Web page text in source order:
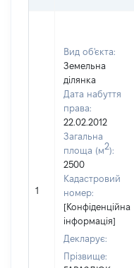
1
Вид об'єкта:
Земельна
ділянка
Дата набуття
права:
22.02.2012
Загальна
площа (м2):
2500
Кадастровий
номер:
[Конфіденційна
інформація]
Декларує:
Прізвище: